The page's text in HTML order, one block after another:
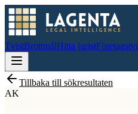
TvistBrottmålHitta jurist
Tillbaka till sökresultaten
AK